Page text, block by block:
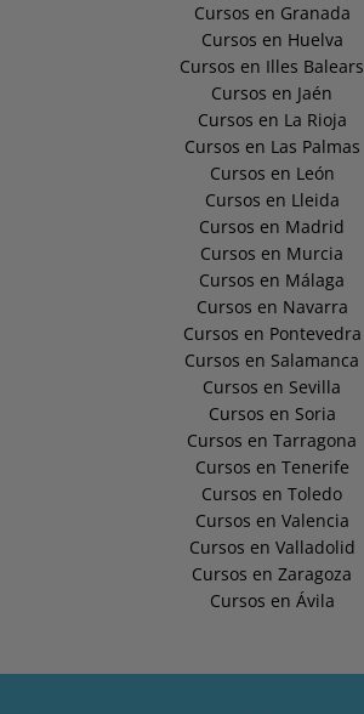
Cursos en Granada
Cursos en Huelva
Cursos en Illes Balears
Cursos en Jaén
Cursos en La Rioja
Cursos en Las Palmas
Cursos en León
Cursos en Lleida
Cursos en Madrid
Cursos en Murcia
Cursos en Málaga
Cursos en Navarra
Cursos en Pontevedra
Cursos en Salamanca
Cursos en Sevilla
Cursos en Soria
Cursos en Tarragona
Cursos en Tenerife
Cursos en Toledo
Cursos en Valencia
Cursos en Valladolid
Cursos en Zaragoza
Cursos en Ávila